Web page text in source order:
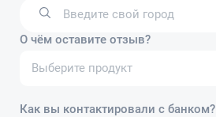
О чём оставите отзыв?
Выберите продукт
Как вы контактировали с банком?